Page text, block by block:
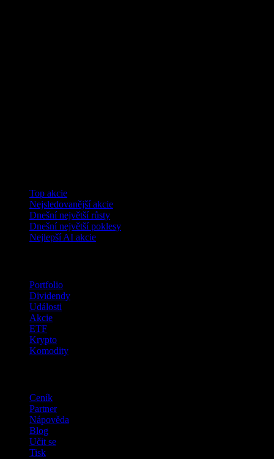
Top akcie
Nejsledovanější akcie
Dnešní největší růsty
Dnešní největší poklesy
Nejlepší AI akcie
Portfolio
Dividendy
Události
Akcie
ETF
Krypto
Komodity
Ceník
Partner
Nápověda
Blog
Učit se
Tisk